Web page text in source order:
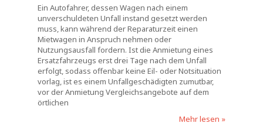
Ein Autofahrer, dessen Wagen nach einem
unverschuldeten Unfall instand gesetzt werden
muss, kann während der Reparaturzeit einen
Mietwagen in Anspruch nehmen oder
Nutzungsausfall fordern. Ist die Anmietung eines
Ersatzfahrzeugs erst drei Tage nach dem Unfall
erfolgt, sodass offenbar keine Eil- oder Notsituation
vorlag, ist es einem Unfallgeschädigten zumutbar,
vor der Anmietung Vergleichsangebote auf dem
örtlichen
Mehr lesen »